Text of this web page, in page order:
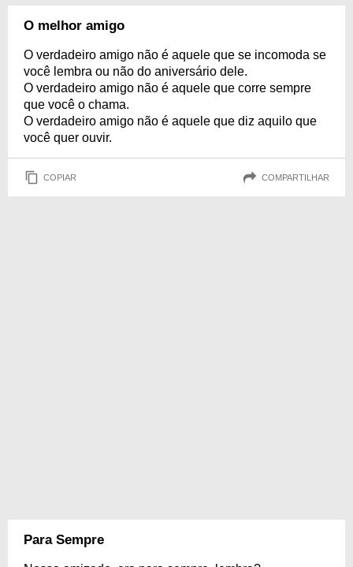
O melhor amigo
O verdadeiro amigo não é aquele que se incomoda se
você lembra ou não do aniversário dele.
O verdadeiro amigo não é aquele que corre sempre
que você o chama.
O verdadeiro amigo não é aquele que diz aquilo que
você quer ouvir.
COPIAR COMPARTILHAR
Para Sempre